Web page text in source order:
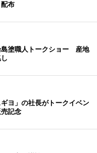
布
島塗職人トークショー 産地
ギヨ」の社長がトークイベン
記念